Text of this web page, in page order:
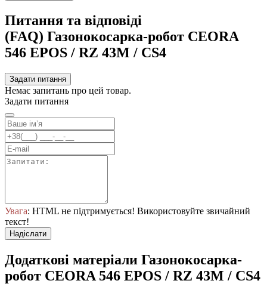
Питання та відповіді
(FAQ) Газонокосарка-робот CEORA
546 EPOS / RZ 43M / CS4
Задати питання
Немає запитань про цей товар.
Задати питання
Увага: HTML не підтримується! Використовуйте звичайний
текст!
Надіслати
Додаткові матеріали Газонокосарка-
робот CEORA 546 EPOS / RZ 43M / CS4